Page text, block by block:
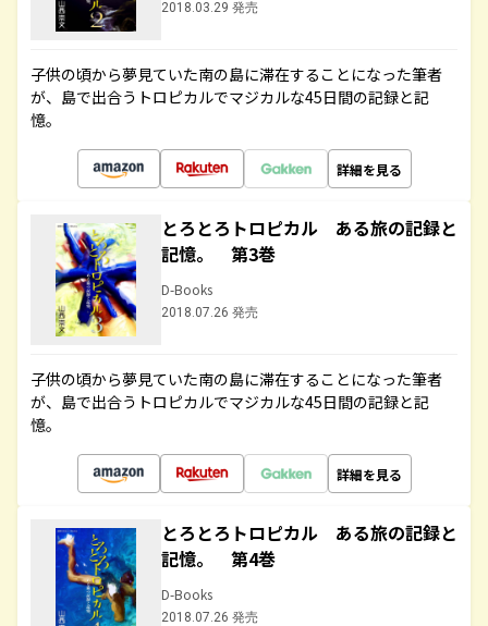
2018.03.29 発売
子供の頃から夢見ていた南の島に滞在することになった筆者
が、島で出合うトロピカルでマジカルな45日間の記録と記
憶。
詳細を見る
とろとろトロピカル ある旅の記録と
記憶。 第3巻
D-Books
2018.07.26 発売
子供の頃から夢見ていた南の島に滞在することになった筆者
が、島で出合うトロピカルでマジカルな45日間の記録と記
憶。
詳細を見る
とろとろトロピカル ある旅の記録と
記憶。 第4巻
D-Books
2018.07.26 発売